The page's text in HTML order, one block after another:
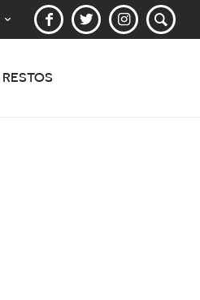
RESTOS